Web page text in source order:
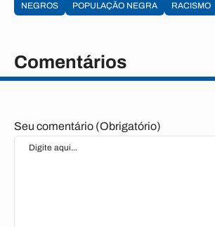
NEGROS
POPULAÇÃO NEGRA RACISMO
Comentários
Seu comentário (Obrigatório)